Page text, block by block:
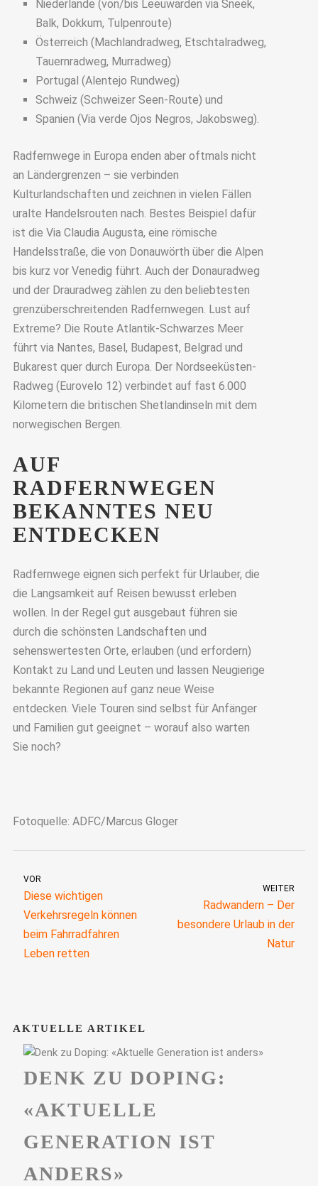
Niederlande (von/bis Leeuwarden via Sneek,
Balk, Dokkum, Tulpenroute)
Österreich (Machlandradweg, Etschtalradweg,
Tauernradweg, Murradweg)
Portugal (Alentejo Rundweg)
Schweiz (Schweizer Seen-Route) und
Spanien (Via verde Ojos Negros, Jakobsweg).
Radfernwege in Europa enden aber oftmals nicht
an Ländergrenzen – sie verbinden
Kulturlandschaften und zeichnen in vielen Fällen
uralte Handelsrouten nach. Bestes Beispiel dafür
ist die Via Claudia Augusta, eine römische
Handelsstraße, die von Donauwörth über die Alpen
bis kurz vor Venedig führt. Auch der Donauradweg
und der Drauradweg zählen zu den beliebtesten
grenzüberschreitenden Radfernwegen. Lust auf
Extreme? Die Route Atlantik-Schwarzes Meer
führt via Nantes, Basel, Budapest, Belgrad und
Bukarest quer durch Europa. Der Nordseeküsten-
Radweg (Eurovelo 12) verbindet auf fast 6.000
Kilometern die britischen Shetlandinseln mit dem
norwegischen Bergen.
AUF
RADFERNWEGEN
BEKANNTES NEU
ENTDECKEN
Radfernwege eignen sich perfekt für Urlauber, die
die Langsamkeit auf Reisen bewusst erleben
wollen. In der Regel gut ausgebaut führen sie
durch die schönsten Landschaften und
sehenswertesten Orte, erlauben (und erfordern)
Kontakt zu Land und Leuten und lassen Neugierige
bekannte Regionen auf ganz neue Weise
entdecken. Viele Touren sind selbst für Anfänger
und Familien gut geeignet – worauf also warten
Sie noch?
Fotoquelle: ADFC/Marcus Gloger
VOR
Diese wichtigen
Verkehrsregeln können
beim Fahrradfahren
Leben retten
WEITER
Radwandern – Der
besondere Urlaub in der
Natur
AKTUELLE ARTIKEL
DENK ZU DOPING:
«AKTUELLE
GENERATION IST
ANDERS»